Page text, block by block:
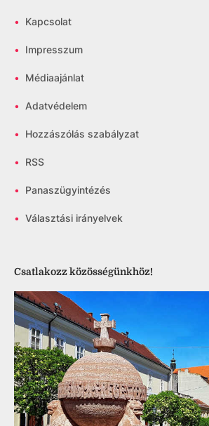
• Kapcsolat
• Impresszum
• Médiaajánlat
• Adatvédelem
• Hozzászólás szabályzat
• RSS
• Panaszügyintézés
• Választási irányelvek
Csatlakozz közösségünkhöz!